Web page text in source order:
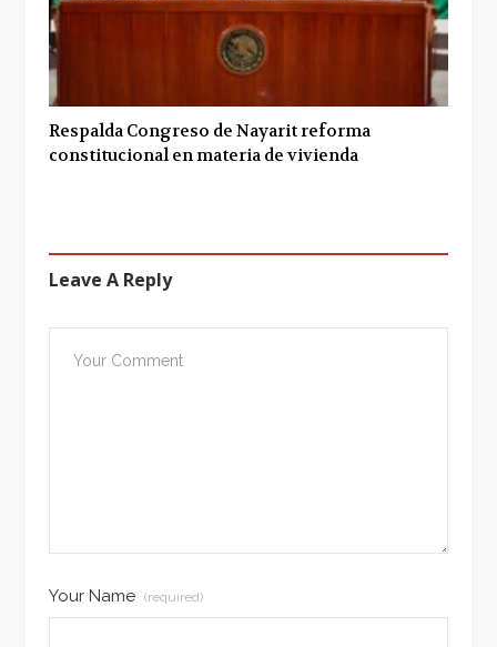
Respalda Congreso de Nayarit reforma
constitucional en materia de vivienda
Leave A Reply
Your Name (required)